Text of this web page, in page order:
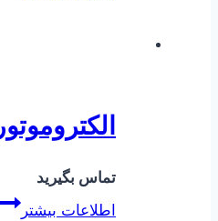
الکتروموتور SIEMENS
تماس بگیرید
اطلاعات بیشتر